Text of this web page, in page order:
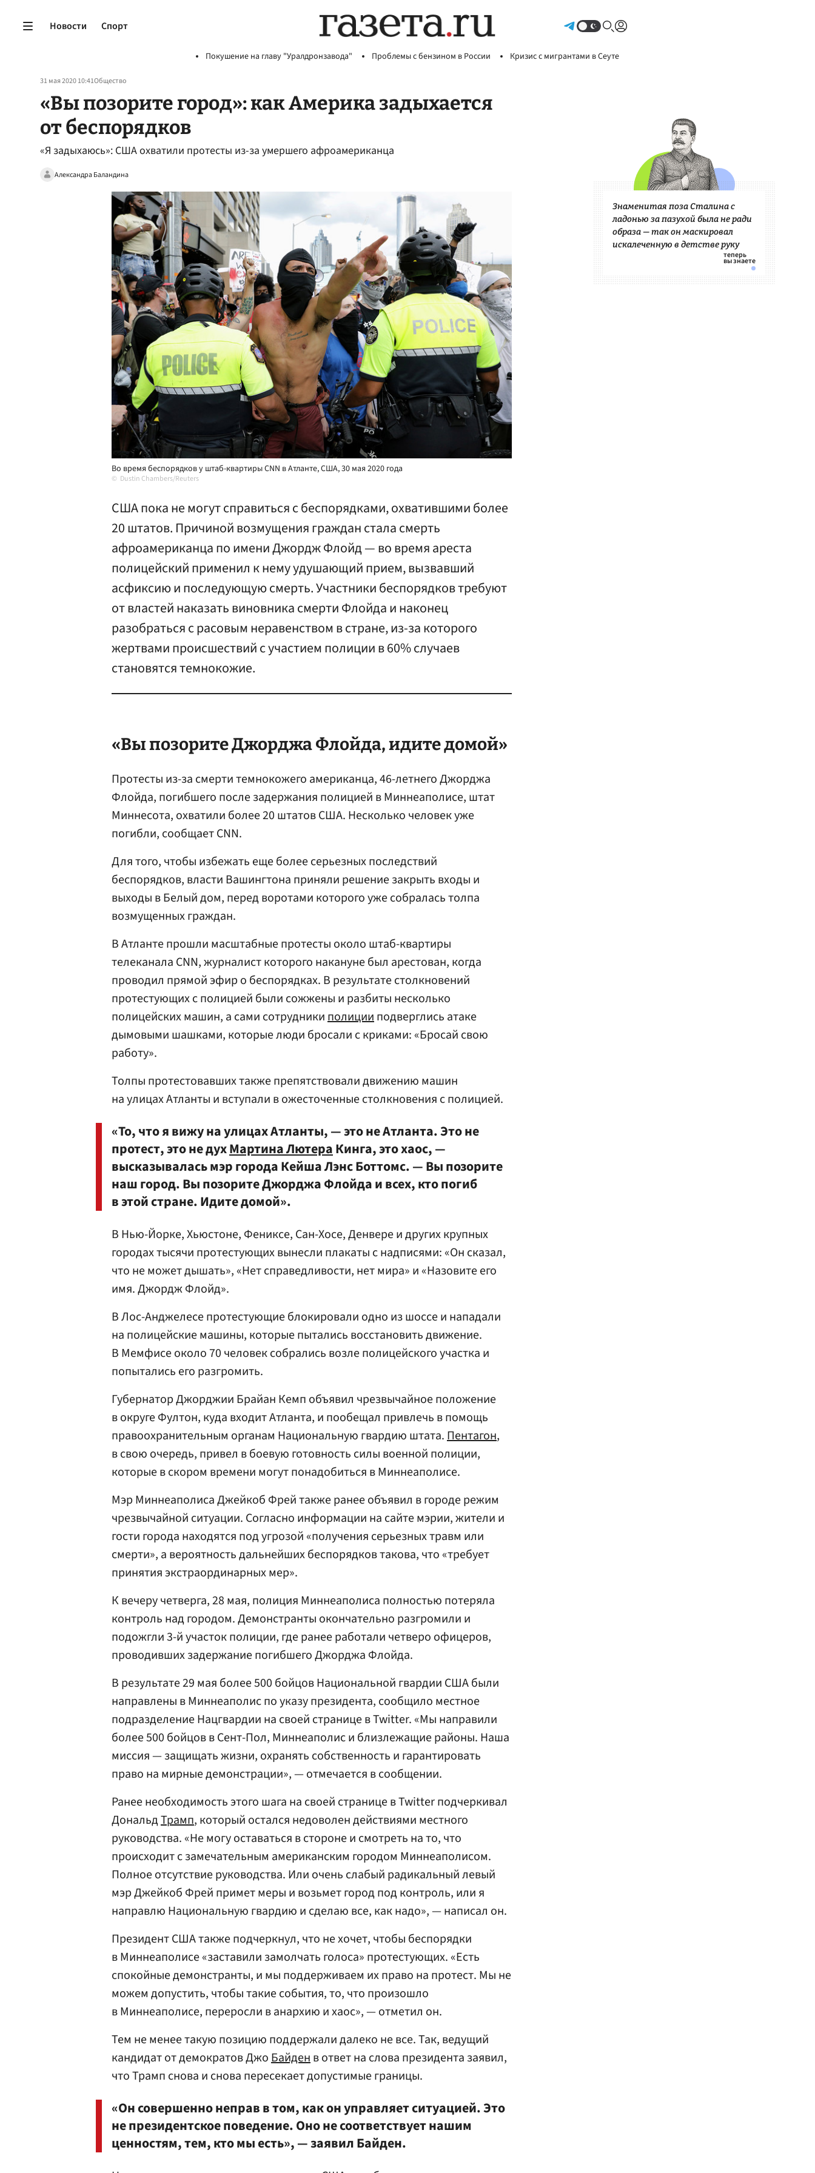
Новости Спорт
Покушение на главу "Уралдронзавода" Проблемы с бензином в России Кризис с мигрантами в Сеуте
31 мая 2020 10:41Общество
«Вы позорите город»: как Америка задыхается
от беспорядков
«Я задыхаюсь»: США охватили протесты из-за умершего афроамериканца
Александра Баландина
Во время беспорядков у штаб-квартиры CNN в Атланте, США, 30 мая 2020 года
Dustin Chambers/Reuters
США пока не могут справиться с беспорядками, охватившими более
20 штатов. Причиной возмущения граждан стала смерть
афроамериканца по имени Джордж Флойд — во время ареста
полицейский применил к нему удушающий прием, вызвавший
асфиксию и последующую смерть. Участники беспорядков требуют
от властей наказать виновника смерти Флойда и наконец
разобраться с расовым неравенством в стране, из-за которого
жертвами происшествий с участием полиции в 60% случаев
становятся темнокожие.
«Вы позорите Джорджа Флойда, идите домой»
Протесты из-за смерти темнокожего американца, 46-летнего Джорджа
Флойда, погибшего после задержания полицией в Миннеаполисе, штат
Миннесота, охватили более 20 штатов США. Несколько человек уже
погибли, сообщает CNN.
Для того, чтобы избежать еще более серьезных последствий
беспорядков, власти Вашингтона приняли решение закрыть входы и
выходы в Белый дом, перед воротами которого уже собралась толпа
возмущенных граждан.
В Атланте прошли масштабные протесты около штаб-квартиры
телеканала CNN, журналист которого накануне был арестован, когда
проводил прямой эфир о беспорядках. В результате столкновений
протестующих с полицией были сожжены и разбиты несколько
полицейских машин, а сами сотрудникиполицииподверглись атаке
дымовыми шашками, которые люди бросали с криками: «Бросай свою
работу».
Толпы протестовавших также препятствовали движению машин
на улицах Атланты и вступали в ожесточенные столкновения с полицией.
«То, что я вижу на улицах Атланты, — это не Атланта. Это не
протест, это не духМартина ЛютераКинга, это хаос, —
высказывалась мэр города Кейша Лэнс Боттомс. — Вы позорите
наш город. Вы позорите Джорджа Флойда и всех, кто погиб
в этой стране. Идите домой».
В Нью-Йорке, Хьюстоне, Фениксе, Сан-Хосе, Денвере и других крупных
городах тысячи протестующих вынесли плакаты с надписями: «Он сказал,
что не может дышать», «Нет справедливости, нет мира» и «Назовите его
имя. Джордж Флойд».
В Лос-Анджелесе протестующие блокировали одно из шоссе и нападали
на полицейские машины, которые пытались восстановить движение.
В Мемфисе около 70 человек собрались возле полицейского участка и
попытались его разгромить.
Губернатор Джорджии Брайан Кемп объявил чрезвычайное положение
в округе Фултон, куда входит Атланта, и пообещал привлечь в помощь
правоохранительным органам Национальную гвардию штата.Пентагон,
в свою очередь, привел в боевую готовность силы военной полиции,
которые в скором времени могут понадобиться в Миннеаполисе.
Мэр Миннеаполиса Джейкоб Фрей также ранее объявил в городе режим
чрезвычайной ситуации. Согласно информации на сайте мэрии, жители и
гости города находятся под угрозой «получения серьезных травм или
смерти», а вероятность дальнейших беспорядков такова, что «требует
принятия экстраординарных мер».
К вечеру четверга, 28 мая, полиция Миннеаполиса полностью потеряла
контроль над городом. Демонстранты окончательно разгромили и
подожгли 3-й участок полиции, где ранее работали четверо офицеров,
проводивших задержание погибшего Джорджа Флойда.
В результате 29 мая более 500 бойцов Национальной гвардии США были
направлены в Миннеаполис по указу президента, сообщило местное
подразделение Нацгвардии на своей странице в Twitter. «Мы направили
более 500 бойцов в Сент-Пол, Миннеаполис и близлежащие районы. Наша
миссия — защищать жизни, охранять собственность и гарантировать
право на мирные демонстрации», — отмечается в сообщении.
Ранее необходимость этого шага на своей странице в Twitter подчеркивал
ДональдТрамп, который остался недоволен действиями местного
руководства. «Не могу оставаться в стороне и смотреть на то, что
происходит с замечательным американским городом Миннеаполисом.
Полное отсутствие руководства. Или очень слабый радикальный левый
мэр Джейкоб Фрей примет меры и возьмет город под контроль, или я
направлю Национальную гвардию и сделаю все, как надо», — написал он.
Президент США также подчеркнул, что не хочет, чтобы беспорядки
в Миннеаполисе «заставили замолчать голоса» протестующих. «Есть
спокойные демонстранты, и мы поддерживаем их право на протест. Мы не
можем допустить, чтобы такие события, то, что произошло
в Миннеаполисе, переросли в анархию и хаос», — отметил он.
Тем не менее такую позицию поддержали далеко не все. Так, ведущий
кандидат от демократов ДжоБайденв ответ на слова президента заявил,
что Трамп снова и снова пересекает допустимые границы.
«Он совершенно неправ в том, как он управляет ситуацией. Это
не президентское поведение. Оно не соответствует нашим
ценностям, тем, кто мы есть», — заявил Байден.
Знаменитая поза Сталина с
ладонью за пазухой была не ради
образа — так он маскировал
искалеченную в детстве руку